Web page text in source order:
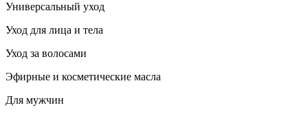
Универсальный уход
Уход для лица и тела
Уход за волосами
Эфирные и косметические масла
Для мужчин